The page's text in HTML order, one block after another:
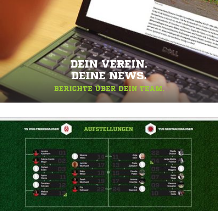
DEIN VEREIN.
DEINE NEWS.
BERICHTE ÜBER DEIN TEAM.